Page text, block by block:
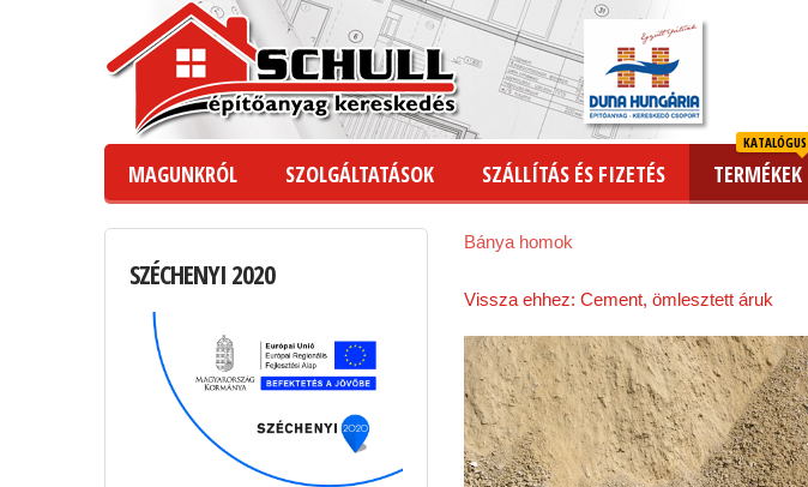
MAGUNKRÓL SZOLGÁLTATÁSOK SZÁLLÍTÁS ÉS FIZETÉS TERMÉKEK
KATALÓGUS
SZÉCHENYI 2020
Bánya homok
Vissza ehhez: Cement, ömlesztett áruk